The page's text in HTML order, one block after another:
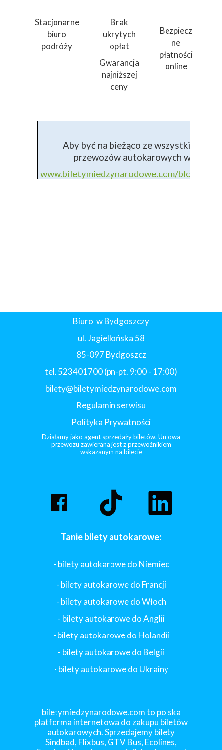
Bezpiecz
ne
płatności
online
Brak
ukrytych
opłat
Gwarancja
najniższej
ceny
Stacjonarne
biuro
podróży
Aby być na bieżąco ze wszystkimi
przewozów autokarowych wejdź na
www.biletymiedzynarodowe.com/
biletymiedzynarodowe.com to polska
platforma internetowa do zakupu biletów
autokarowych. Sprzedajemy bilety
Sindbad, Flixbus, GTV Bus, Ecolines,
Tanie bilety autokarowe:
- bilety autokarowe do Niemiec
- bilety autokarowe do Francji
- bilety autokarowe do Włoch
- bilety autokarowe do Anglii
- bilety autokarowe do Holandii
- bilety autokarowe do Belgii
- bilety autokarowe do Ukrainy
Biuro w Bydgoszczy
ul. Jagiellońska 58
85-097 Bydgoszcz
tel. 523401700 (pn-pt. 9:00 - 17:00)
bilety@biletymiedzynarodowe.com
Regulamin serwisu
Polityka Prywatności
Działamy jako agent sprzedaży biletów. Umowa
przewozu zawierana jest z przewoźnikiem
wskazanym na bilecie